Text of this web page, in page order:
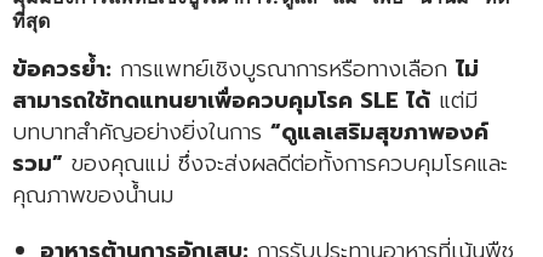
ที่สุด
ข้อควรย้ำ: การแพทย์เชิงบูรณาการหรือทางเลือก ไม่
สามารถใช้ทดแทนยาเพื่อควบคุมโรค SLE ได้ แต่มี
บทบาทสำคัญอย่างยิ่งในการ “ดูแลเสริมสุขภาพองค์
รวม” ของคุณแม่ ซึ่งจะส่งผลดีต่อทั้งการควบคุมโรคและ
คุณภาพของน้ำนม